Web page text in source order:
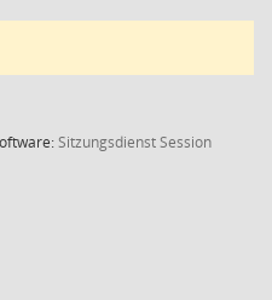
SitzungsdienstSession(Wird in